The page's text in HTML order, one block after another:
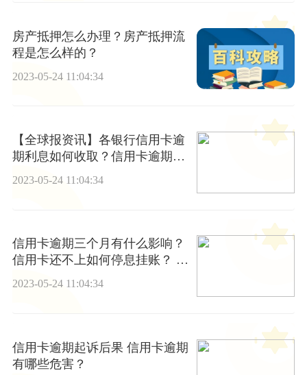
房产抵押怎么办理？房产抵押流
程是怎么样的？
2023-05-24 11:04:34
【全球报资讯】各银行信用卡逾
期利息如何收取？信用卡逾期可
以协商吗？
2023-05-24 11:04:34
信用卡逾期三个月有什么影响？
信用卡还不上如何停息挂账？ 全
球报资讯
2023-05-24 11:04:34
信用卡逾期起诉后果 信用卡逾期
有哪些危害？